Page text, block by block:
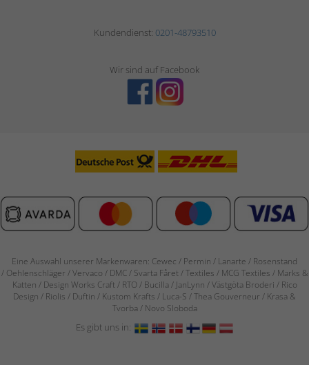
Kundendienst: 0201-48793510
Wir sind auf Facebook
Eine Auswahl unserer Markenwaren: Cewec / Permin / Lanarte / Rosenstand
/ Oehlenschläger / Vervaco / DMC / Svarta Fåret / Textiles / MCG Textiles / Marks &
Katten / Design Works Craft / RTO / Bucilla / JanLynn / Västgöta Broderi / Rico
Design / Riolis / Duftin / Kustom Krafts / Luca-S / Thea Gouverneur / Krasa &
Tvorba / Novo Sloboda
Es gibt uns in: